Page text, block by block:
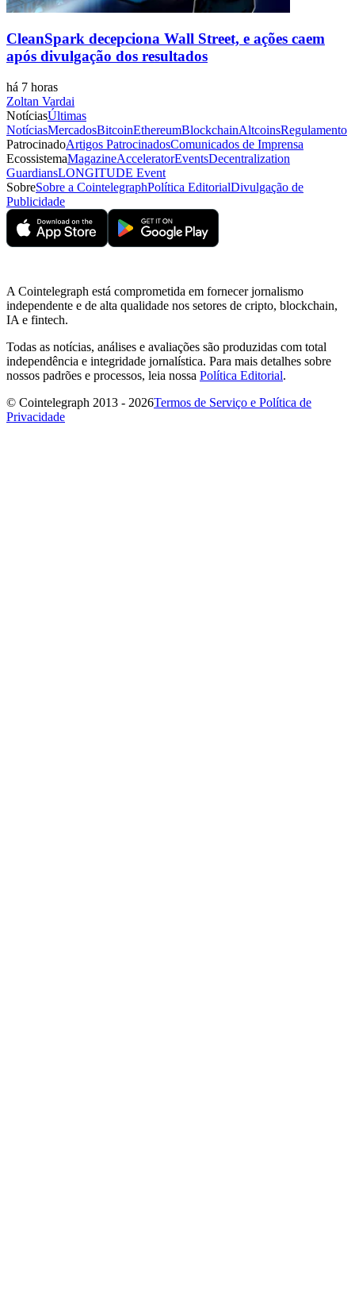
CleanSpark decepciona Wall Street, e ações caem
após divulgação dos resultados
há 7 horas
Zoltan Vardai
NotíciasÚltimas
NotíciasMercadosBitcoinEthereumBlockchainAltcoinsRegulamento
PatrocinadoArtigos PatrocinadosComunicados de Imprensa
EcossistemaMagazineAcceleratorEventsDecentralization
GuardiansLONGITUDE Event
SobreSobre a CointelegraphPolítica EditorialDivulgação de
Publicidade
A Cointelegraph está comprometida em fornecer jornalismo
independente e de alta qualidade nos setores de cripto, blockchain,
IA e fintech.
Todas as notícias, análises e avaliações são produzidas com total
independência e integridade jornalística. Para mais detalhes sobre
nossos padrões e processos, leia nossa Política Editorial.
© Cointelegraph 2013 - 2026Termos de Serviço e Política de
Privacidade